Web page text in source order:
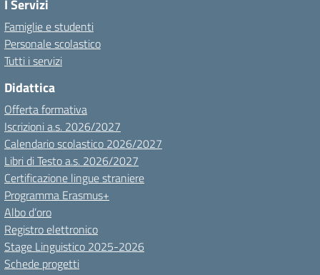
I Servizi
Famiglie e studenti
Personale scolastico
Tutti i servizi
Didattica
Offerta formativa
Iscrizioni a.s. 2026/2027
Calendario scolastico 2026/2027
Libri di Testo a.s. 2026/2027
Certificazione lingue straniere
Programma Erasmus+
Albo d’oro
Registro elettronico
Stage Linguistico 2025-2026
Schede progetti